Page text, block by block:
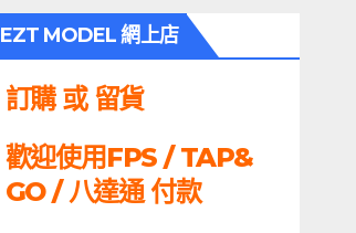
EZT MODEL 網上店
訂購 或 留貨
歡迎使用FPS / TAP&
GO / 八達通 付款